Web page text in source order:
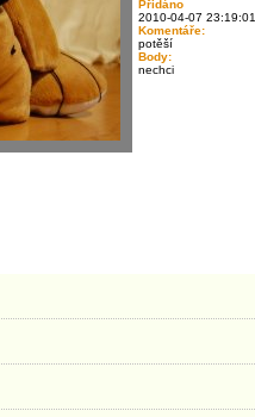
Přidáno
2010-04-07 23:19:01
Komentáře:
potěší
Body:
nechci